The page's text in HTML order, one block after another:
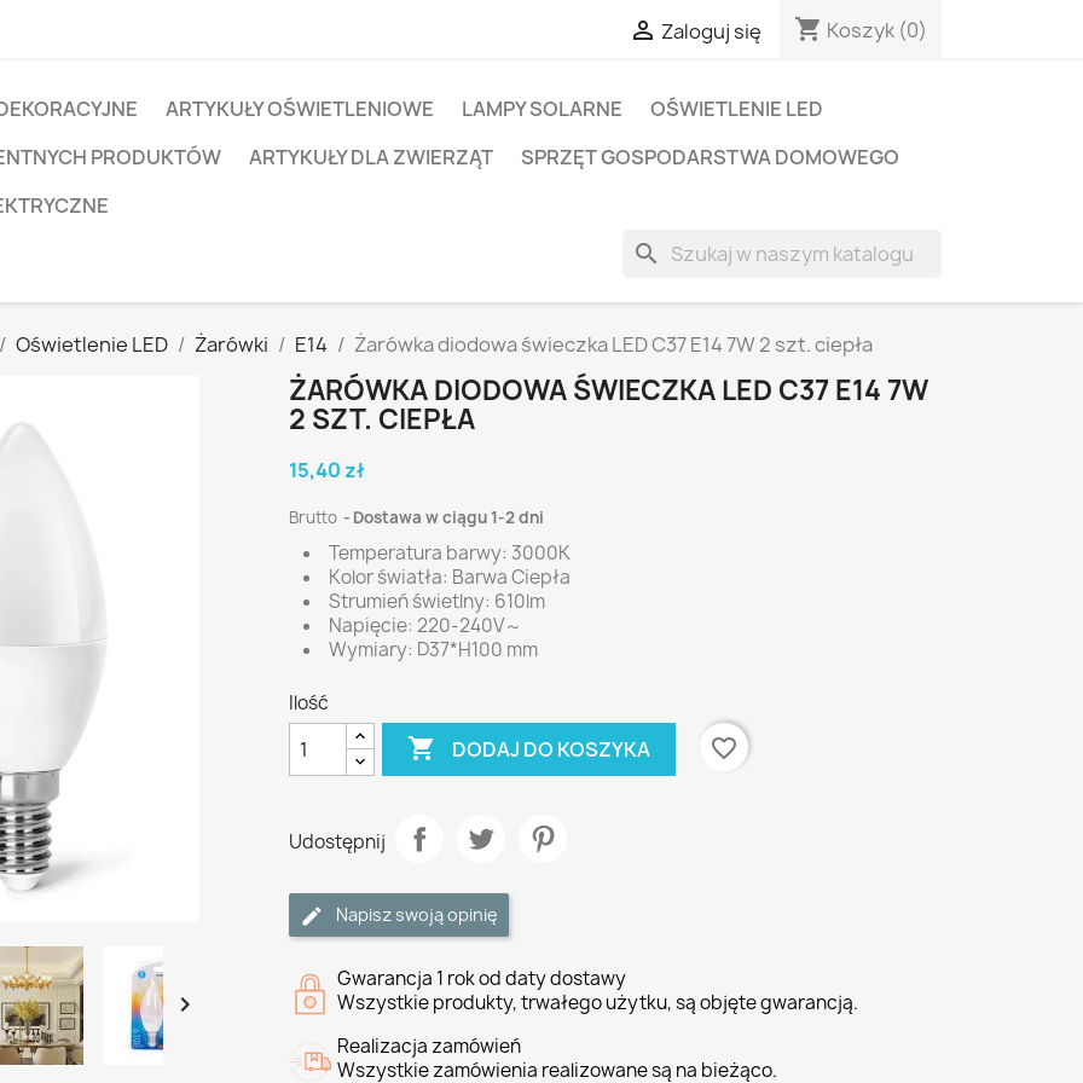
 Zaloguj się shopping_cart Koszyk (0)
ARTYKUŁY OŚWIETLENIOWE LAMPY SOLARNE
OŚWIETLENIE LED
PRODUKTÓW
ARTYKUŁY DLA ZWIERZĄT
SPRZĘT GOSPODARSTWA DOMOWEGO
search
Oświetlenie LED Żarówki E14 Żarówka diodowa świeczka LED C37 E14 7W 2 szt. ciepła

ŻARÓWKA DIODOWA ŚWIECZKA LED C37 E14 7W
2 SZT. CIEPŁA
15,40 zł
Brutto Dostawa w ciągu 1-2 dni
Temperatura barwy: 3000K
Kolor światła: Barwa Ciepła
Strumień świetlny: 610lm
Napięcie: 220-240V～
Wymiary: D37*H100 mm
Ilość
 DODAJ DO KOSZYKA favorite_border
Udostępnij
Napisz swoją opinię
Gwarancja 1 rok od daty dostawy
Wszystkie produkty, trwałego użytku, są objęte gwarancją.
Realizacja zamówień
Wszystkie zamówienia realizowane są na bieżąco.